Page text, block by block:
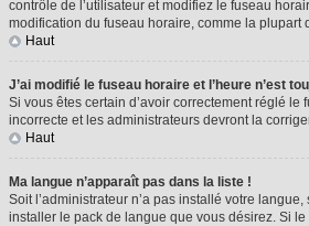
contrôle de l’utilisateur et modifiez le fuseau
modification du fuseau horaire, comme la plupart
Haut
J’ai modifié le fuseau horaire et l’heure n’est
Si vous êtes certain d’avoir correctement réglé le
incorrecte et les administrateurs devront la
Haut
Ma langue n’apparaît pas dans la liste !
Soit l’administrateur n’a pas installé votre
installer le pack de langue que vous désirez. Si